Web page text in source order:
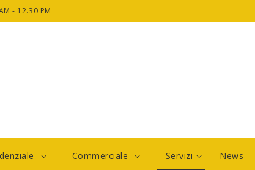
- 12.30 PM
Commerciale Servizi News